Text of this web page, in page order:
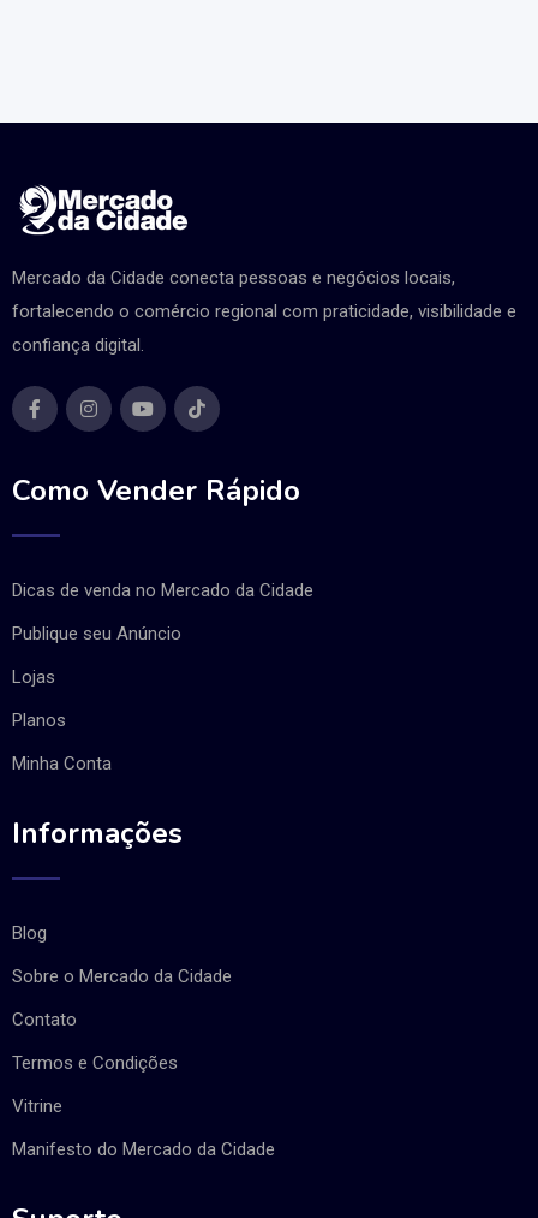
Mercado da Cidade conecta pessoas e negócios locais,
fortalecendo o comércio regional com praticidade, visibilidade e
confiança digital.
Como Vender Rápido
Dicas de venda no Mercado da Cidade
Publique seu Anúncio
Lojas
Planos
Minha Conta
Informações
Blog
Sobre o Mercado da Cidade
Contato
Termos e Condições
Vitrine
Manifesto do Mercado da Cidade